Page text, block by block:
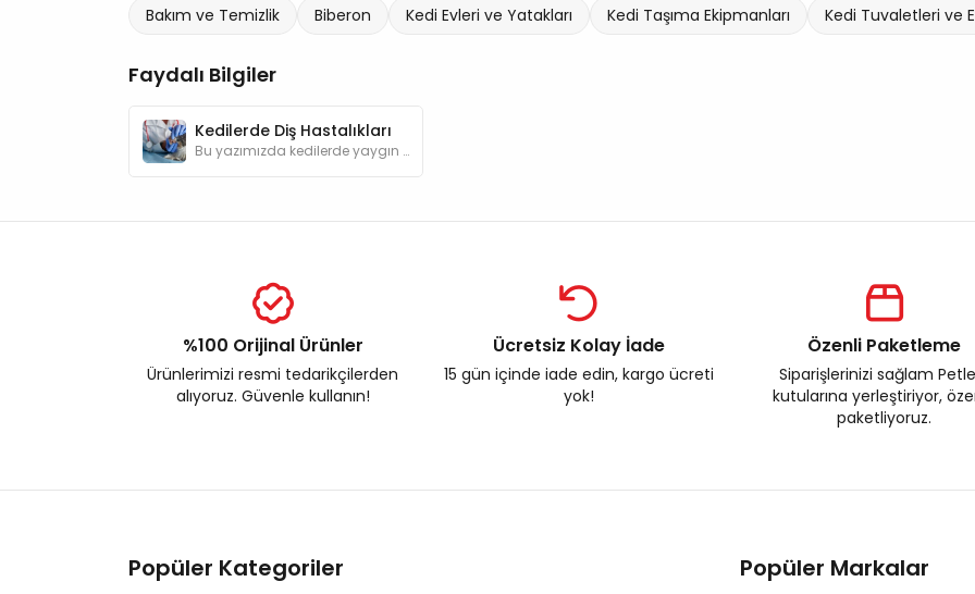
Bakım ve Temizlik Biberon Kedi Evleri ve Yatakları Kedi Taşıma Ekipmanları Kedi Tuvaletleri ve
Faydalı Bilgiler
Kedilerde Diş Hastalıkları
Bu yazımızda kedilerde yaygın görülen diş hastalıkları hakkında detaylar bulabilirsiniz.
%100 Orijinal Ürünler
Ürünlerimizi resmi tedarikçilerden
alıyoruz. Güvenle kullanın!
Ücretsiz Kolay İade
15 gün içinde iade edin, kargo ücreti
yok!
Özenli Paketleme
Siparişlerinizi sağlam
kutularına yerleştiriyor,
paketliyoruz.
Popüler Kategoriler Popüler Markalar